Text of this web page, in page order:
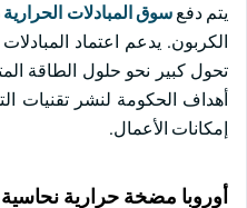
يتم دفعسوق المبادلات الحرارية
الكربون. يدعم اعتماد
تحول كبير نحو حلول الطاقة
أهداف الحكومة لنشر تقنيات
إمكانات الأعمال.
أوروبا مضخة حرارية نحاسية